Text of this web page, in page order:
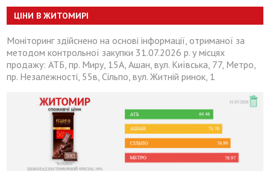
ЦІНИ В ЖИТОМИРІ
Моніторинг здійснено на основі інформації, отриманої за
методом контрольної закупки 31.07.2026 р. у місцях
продажу: АТБ, пр. Миру, 15А, Ашан, вул. Київська, 77, Метро,
пр. Незалежності, 55в, Сільпо, вул. Житній ринок, 1